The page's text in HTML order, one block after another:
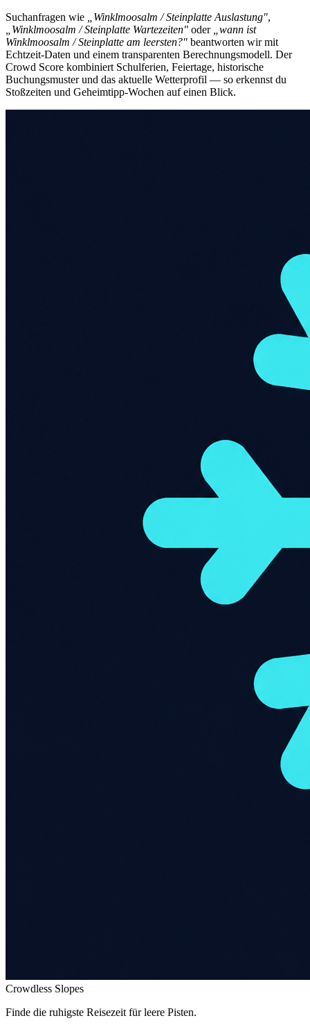
Suchanfragen wie
„Winklmoosalm / Steinplatte Auslastung",
„Winklmoosalm / Steinplatte Wartezeiten" oder
„wann ist
Winklmoosalm / Steinplatte am leersten?" beantworten wir mit
Echtzeit-Daten und einem transparenten Berechnungsmodell. Der
Crowd Score kombiniert Schulferien, Feiertage, historische
Buchungsmuster und das aktuelle Wetterprofil — so erkennst du
Stoßzeiten und Geheimtipp-Wochen auf einen Blick.
Crowdless Slopes
Finde die ruhigste Reisezeit für leere Pisten.